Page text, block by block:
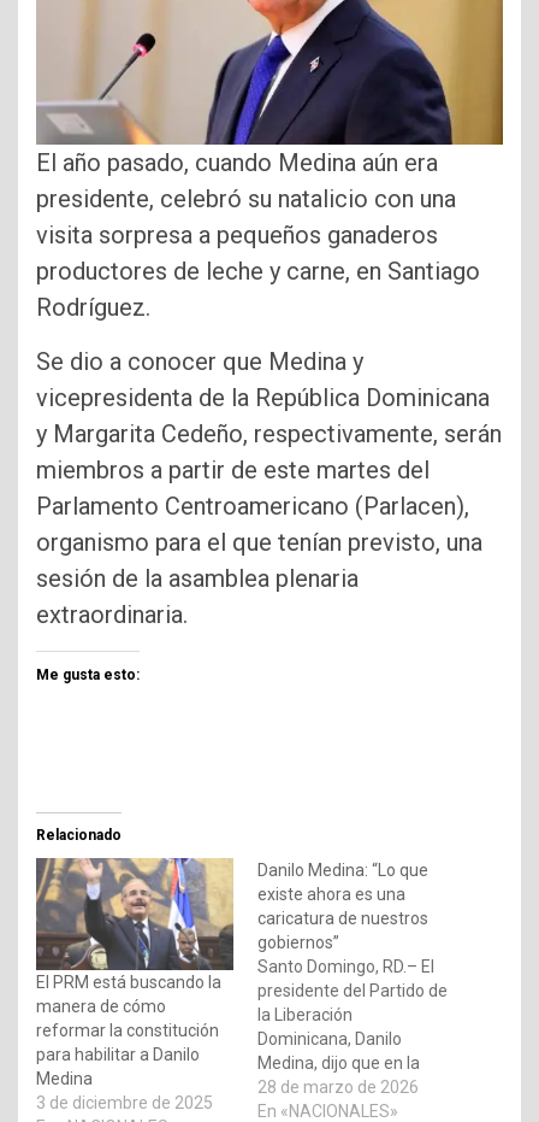
El año pasado, cuando Medina aún era
presidente, celebró su natalicio con una
visita sorpresa a pequeños ganaderos
productores de leche y carne, en Santiago
Rodríguez.
Se dio a conocer que Medina y
vicepresidenta de la República Dominicana
y Margarita Cedeño, respectivamente, serán
miembros a partir de este martes del
Parlamento Centroamericano (Parlacen),
organismo para el que tenían previsto, una
sesión de la asamblea plenaria
extraordinaria.
Me gusta esto:
Relacionado
El PRM está buscando la
manera de cómo
reformar la constitución
para habilitar a Danilo
Medina
3 de diciembre de 2025
Danilo Medina: “Lo que
existe ahora es una
caricatura de nuestros
gobiernos”
Santo Domingo, RD.– El
presidente del Partido de
la Liberación
Dominicana, Danilo
Medina, dijo que en la
actualidad las ayudas
sociales no se han
28 de marzo de 2026
En «NACIONALES»